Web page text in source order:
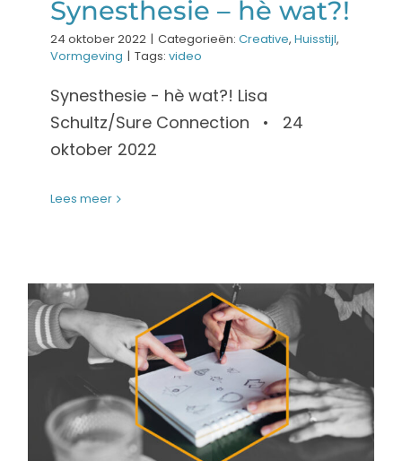
Synesthesie – hè wat?!
24 oktober 2022 | Categorieën: Creative, Huisstijl,
Vormgeving | Tags: video
Synesthesie - hè wat?! Lisa
Schultz/Sure Connection • 24
oktober 2022
Lees meer
Hoe je met je huisstijl
meer klanten krijgt
Creative Fotoplan Huisstijl Tips Vormgeving
Website